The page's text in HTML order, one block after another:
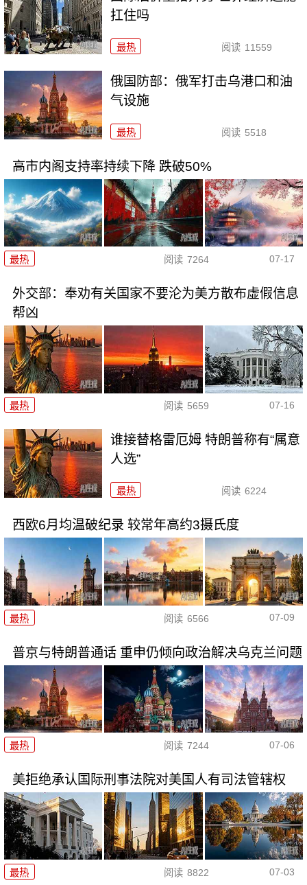
扛住吗
最热 阅读 11559
俄国防部：俄军打击乌港口和油
气设施
最热 阅读 5518
高市内阁支持率持续下降 跌破50%
最热 阅读 7264 07-17
外交部：奉劝有关国家不要沦为美方散布虚假信息
帮凶
最热 阅读 5659 07-16
谁接替格雷厄姆 特朗普称有“属意
人选”
最热 阅读 6224
西欧6月均温破纪录 较常年高约3摄氏度
最热 阅读 6566 07-09
普京与特朗普通话 重申仍倾向政治解决乌克兰问题
最热 阅读 7244 07-06
美拒绝承认国际刑事法院对美国人有司法管辖权
最热 阅读 8822 07-03